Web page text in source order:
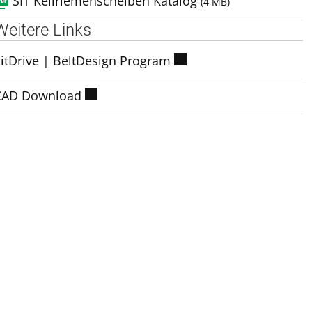
Links
| BeltDesign Program
Download